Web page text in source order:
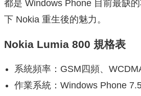
都是 Windows Phone 目前最缺
下 Nokia 重生後的魅力。
Nokia Lumia 800 規格表
系統頻率：GSM四頻、
作業系統：Windows Phone